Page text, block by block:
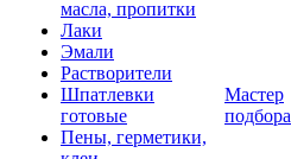
масла, пропитки
Лаки
Эмали
Растворители
Шпатлевки
готовые
Пены, герметики,
Мастер
подбора